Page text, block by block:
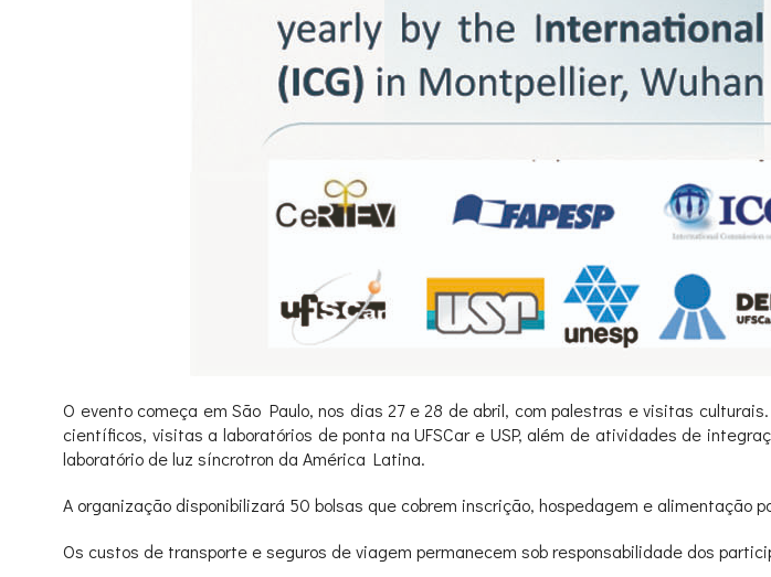
O evento começa em São Paulo, nos dias 27 e 28 de abril, com palestras e visitas
científicos, visitas a laboratórios de ponta na UFSCar e USP, além de atividades de
laboratório de luz síncrotron da América Latina.
A organização disponibilizará 50 bolsas que cobrem inscrição, hospedagem e alimentação
Os custos de transporte e seguros de viagem permanecem sob responsabilidade dos